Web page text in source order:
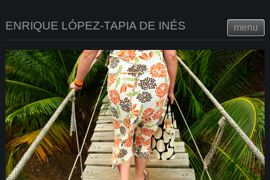
menu
ENRIQUE LÓPEZ-TAPIA DE INÉS